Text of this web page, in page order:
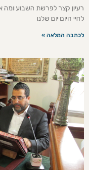
רעיון קצר לפרשת השבוע ומה
לחיי היום יום שלנו
לכתבה המלאה »